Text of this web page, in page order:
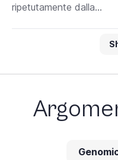
ripetutamente dalla...